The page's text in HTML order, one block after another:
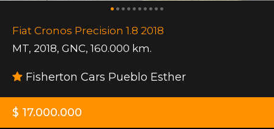
Fiat Cronos Precision 1.8 2018
MT, 2018, GNC, 160.000 km.
Fisherton Cars Pueblo Esther
$ 17.000.000